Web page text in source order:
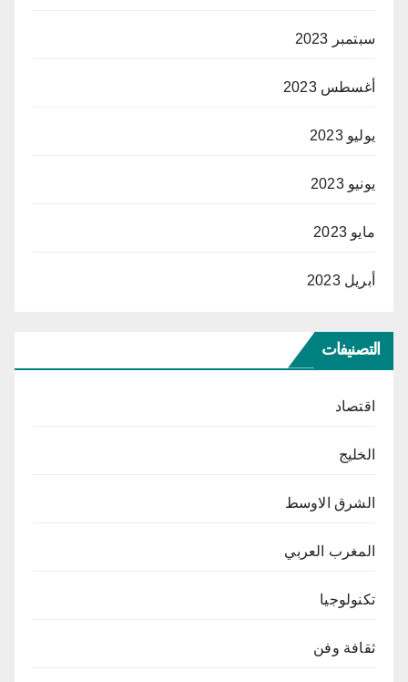
سبتمبر 2023
أغسطس 2023
يوليو 2023
يونيو 2023
مايو 2023
أبريل 2023
التصنيفات
اقتصاد
الخليج
الشرق الاوسط
المغرب العربي
تكنولوجيا
ثقافة وفن